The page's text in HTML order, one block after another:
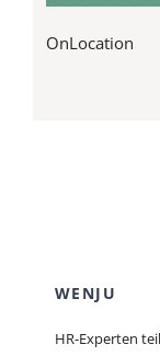
OnLocation
WENJU
HR-Experten